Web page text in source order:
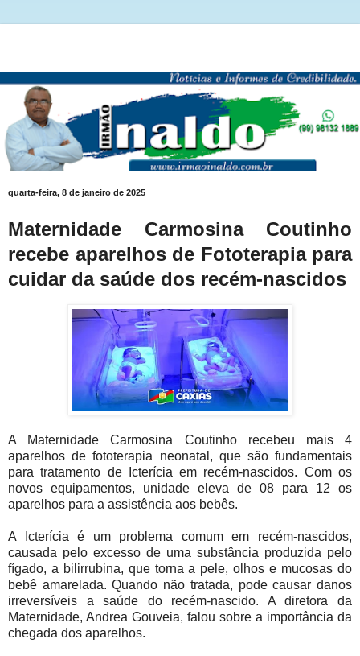
quarta-feira, 8 de janeiro de 2025
Maternidade Carmosina Coutinho
recebe aparelhos de Fototerapia para
cuidar da saúde dos recém-nascidos
A Maternidade Carmosina Coutinho recebeu mais 4
aparelhos de fototerapia neonatal, que são fundamentais
para tratamento de Icterícia em recém-nascidos. Com os
novos equipamentos, unidade eleva de 08 para 12 os
aparelhos para a assistência aos bebês.
A Icterícia é um problema comum em recém-nascidos,
causada pelo excesso de uma substância produzida pelo
fígado, a bilirrubina, que torna a pele, olhos e mucosas do
bebê amarelada. Quando não tratada, pode causar danos
irreversíveis a saúde do recém-nascido. A diretora da
Maternidade, Andrea Gouveia, falou sobre a importância da
chegada dos aparelhos.